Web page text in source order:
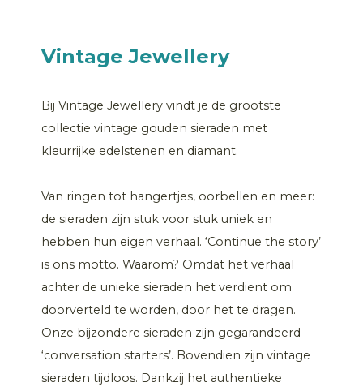
Vintage Jewellery
Bij Vintage Jewellery vindt je de grootste
collectie vintage gouden sieraden met
kleurrijke edelstenen en diamant.
Van ringen tot hangertjes, oorbellen en meer:
de sieraden zijn stuk voor stuk uniek en
hebben hun eigen verhaal. ‘Continue the story’
is ons motto. Waarom? Omdat het verhaal
achter de unieke sieraden het verdient om
doorverteld te worden, door het te dragen.
Onze bijzondere sieraden zijn gegarandeerd
‘conversation starters’. Bovendien zijn vintage
sieraden tijdloos. Dankzij het authentieke